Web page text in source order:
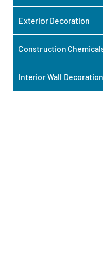
Exterior Decoration
Construction Chemicals
Interior Wall Decoration